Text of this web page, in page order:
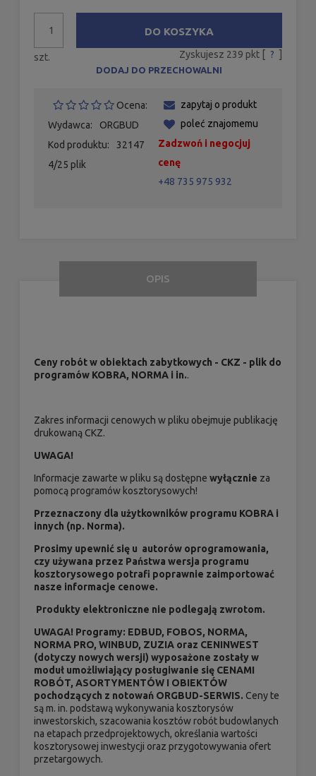
szt.
DO KOSZYKA
Zyskujesz 239 pkt [ ? ]
DODAJ DO PRZECHOWALNI
Ocena:
Wydawca:
ORGBUD
Kod produktu:
32147
4/25 plik
zapytaj o produkt
poleć znajomemu
Zadzwoń i negocjuj
cenę
+48 735 975 932
OPIS
Ceny robót w obiektach zabytkowych - CKZ - plik do
programów KOBRA, NORMA i in..
Zakres informacji cenowych w pliku obejmuje publikację
drukowaną CKZ.
UWAGA!
Informacje zawarte w pliku są dostępne wyłącznie za
pomocą programów kosztorysowych!
Przeznaczony dla użytkowników programu KOBRA i
innych (np. Norma).
Prosimy upewnić się u autorów oprogramowania,
czy używana przez Państwa wersja programu
kosztorysowego potrafi poprawnie zaimportować
nasze informacje cenowe.
Produkty elektroniczne nie podlegają zwrotom.
UWAGA! Programy: EDBUD, FOBOS, NORMA,
NORMA PRO, WINBUD, ZUZIA oraz CENINWEST
(dotyczy nowych wersji) wyposażone zostały w
moduł umożliwiający posługiwanie się CENAMI
ROBÓT, ASORTYMENTÓW I OBIEKTÓW
pochodzących z notowań ORGBUD-SERWIS. Ceny te
są m. in. podstawą wykonywania kosztorysów
inwestorskich, szacowania kosztów robót budowlanych
na etapach przedprojektowych, określania wartości
kosztorysowej inwestycji oraz przygotowywania ofert
przetargowych.